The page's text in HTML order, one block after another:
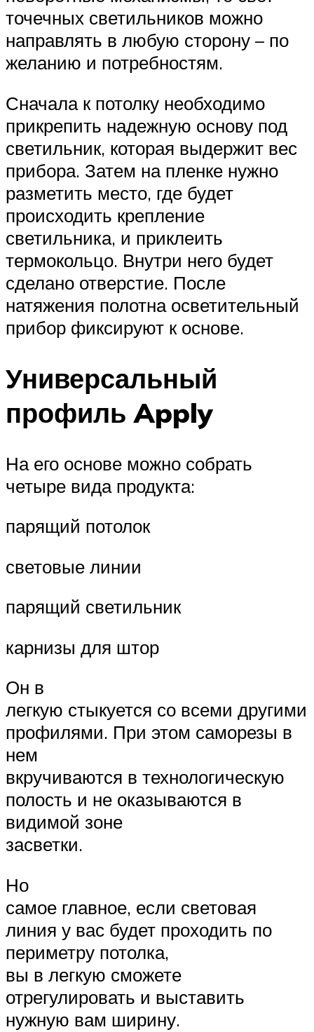
точечных светильников можно
направлять в любую сторону – по
желанию и потребностям.
Сначала к потолку необходимо
прикрепить надежную основу под
светильник, которая выдержит вес
прибора. Затем на пленке нужно
разметить место, где будет
происходить крепление
светильника, и приклеить
термокольцо. Внутри него будет
сделано отверстие. После
натяжения полотна осветительный
прибор фиксируют к основе.
Универсальный
профиль Apply
На его основе можно собрать
четыре вида продукта:
парящий потолок
световые линии
парящий светильник
карнизы для штор
Он в
легкую стыкуется со всеми другими
профилями. При этом саморезы в
нем
вкручиваются в технологическую
полость и не оказываются в
видимой зоне
засветки.
Но
самое главное, если световая
линия у вас будет проходить по
периметру потолка,
вы в легкую сможете
отрегулировать и выставить
нужную вам ширину.